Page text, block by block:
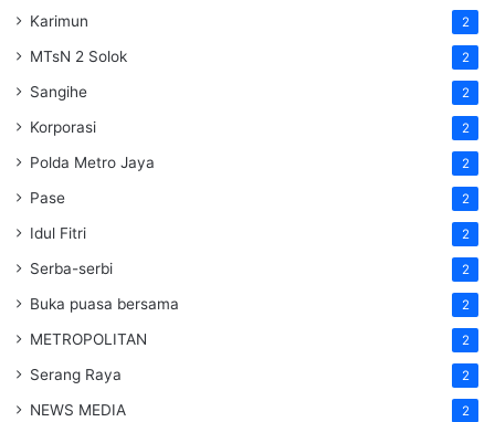
Karimun 2
MTsN 2 Solok 2
Sangihe 2
Korporasi 2
Polda Metro Jaya 2
Pase 2
Idul Fitri 2
Serba-serbi 2
Buka puasa bersama 2
METROPOLITAN 2
Serang Raya 2
NEWS MEDIA 2